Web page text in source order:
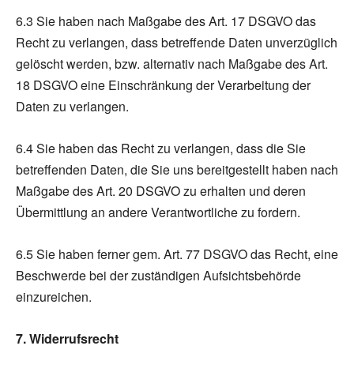
6.3 Sie haben nach Maßgabe des Art. 17 DSGVO das
Recht zu verlangen, dass betreffende Daten unverzüglich
gelöscht werden, bzw. alternativ nach Maßgabe des Art.
18 DSGVO eine Einschränkung der Verarbeitung der
Daten zu verlangen.
6.4 Sie haben das Recht zu verlangen, dass die Sie
betreffenden Daten, die Sie uns bereitgestellt haben nach
Maßgabe des Art. 20 DSGVO zu erhalten und deren
Übermittlung an andere Verantwortliche zu fordern.
6.5 Sie haben ferner gem. Art. 77 DSGVO das Recht, eine
Beschwerde bei der zuständigen Aufsichtsbehörde
einzureichen.
7. Widerrufsrecht